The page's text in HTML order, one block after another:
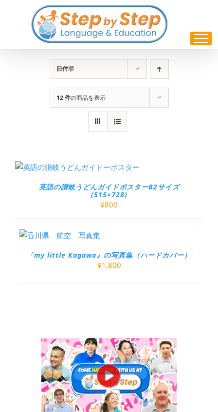
日付順
12 件の商品を表示
英語の讃岐うどんガイドポスターB2サイズ
(515×728)
¥800
「my little Kagawa』の写真集（ハードカバー）
¥1,800